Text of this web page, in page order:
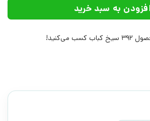
به سبد خرید
392 سیخ کباب کسب می‌کنید!